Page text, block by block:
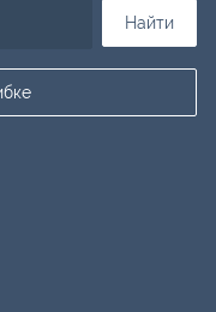
Найти